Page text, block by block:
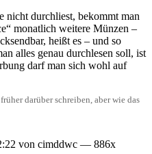
nicht durchliest, bekommt man
monatlich weitere Münzen –
heißt es – und so
alles genau durchlesen soll, ist
darf man sich wohl auf
darüber schreiben, aber wie das
von cimddwc — 886x